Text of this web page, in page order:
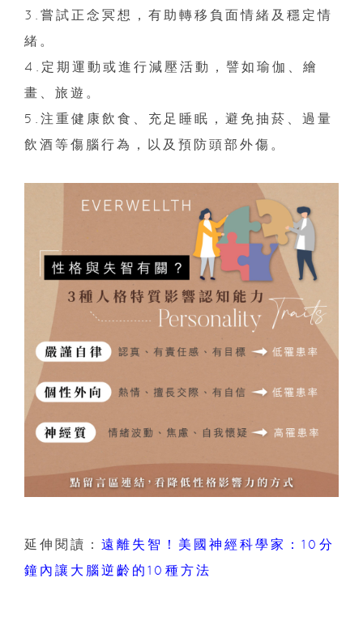
3.嘗試正念冥想，有助轉移負面情緒及穩定情
緒。
4.定期運動或進行減壓活動，譬如瑜伽、繪
畫、旅遊。
5.注重健康飲食、充足睡眠，避免抽菸、過量
飲酒等傷腦行為，以及預防頭部外傷。
延伸閱讀： 遠離失智！美國神經科學家：10分
鐘內讓大腦逆齡的10種方法